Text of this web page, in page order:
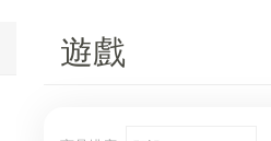
遊戲